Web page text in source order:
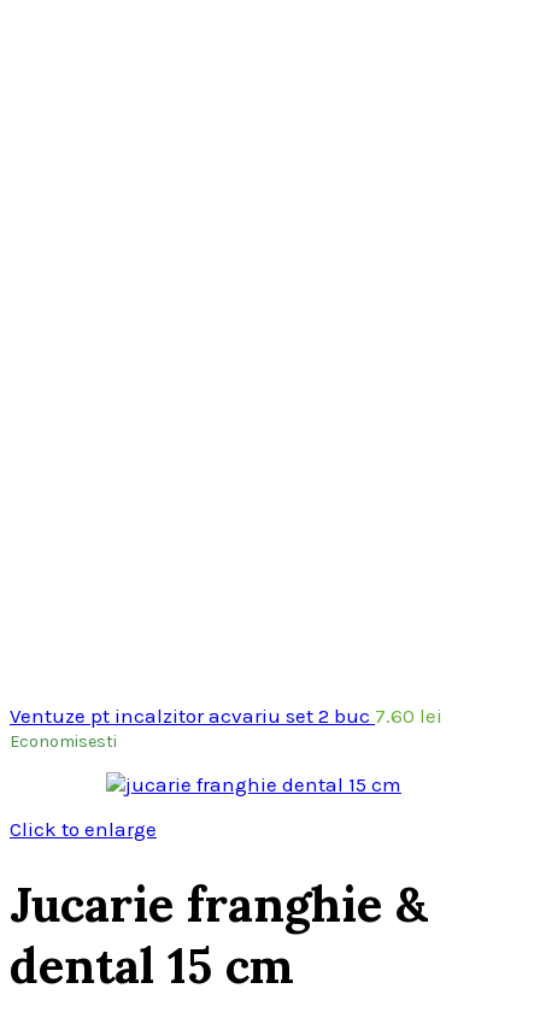
Ventuze pt incalzitor acvariu set 2 buc 7.60 lei
Economisesti
Click to enlarge
Jucarie franghie &
dental 15 cm